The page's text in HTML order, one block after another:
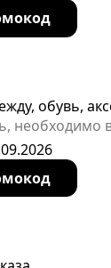
обувь,
необходимо
с
и покупки